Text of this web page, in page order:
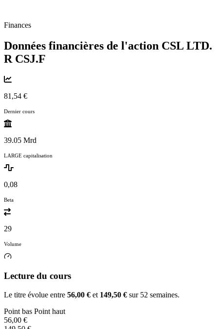
Finances
Données financières de l'action CSL LTD.
R CSJ.F
81,54 €
Dernier cours
39.05 Mrd
LARGE capitalisation
0,08
Beta
29
Volume
Lecture du cours
Le titre évolue entre 56,00 € et 149,50 € sur 52 semaines.
Point bas Point haut
56,00 €